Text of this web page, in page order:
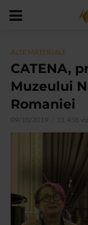
ALTE MATERIALE
CATENA,
Muzeului
Romaniei
09/10/2019 11.458